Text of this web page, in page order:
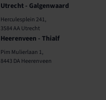
Utrecht - Galgenwaard
Herculesplein 241,
3584 AA Utrecht
Heerenveen - Thialf
Pim Mulierlaan 1,
8443 DA Heerenveen